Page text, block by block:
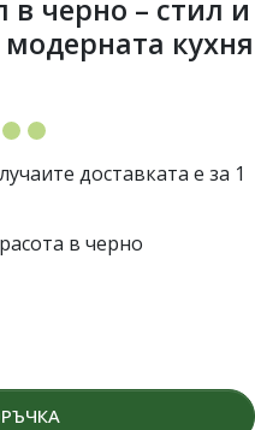
в черно – стил и
кухня
доставката е за 1
в черно